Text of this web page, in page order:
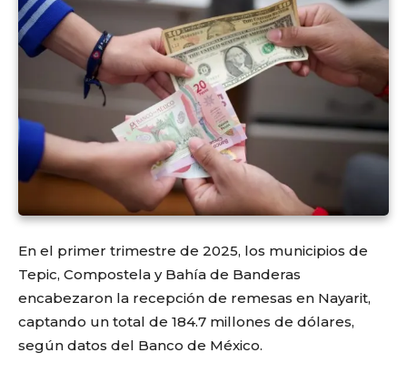
En el primer trimestre de 2025, los municipios de
Tepic, Compostela y Bahía de Banderas
encabezaron la recepción de remesas en Nayarit,
captando un total de 184.7 millones de dólares,
según datos del Banco de México.